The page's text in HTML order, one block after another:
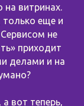
на витринах.
еще и
не
приходит
делами и на
вот теперь,